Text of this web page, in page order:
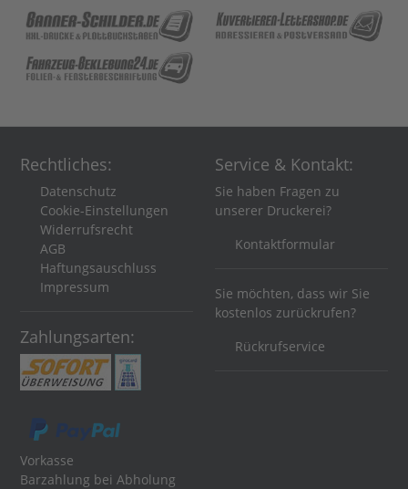
Rechtliches:
Datenschutz
Cookie-Einstellungen
Widerrufsrecht
AGB
Haftungsauschluss
Impressum
Zahlungsarten:
Vorkasse
Barzahlung bei Abholung
Service & Kontakt:
Sie haben Fragen zu
unserer Druckerei?
Kontaktformular
Sie möchten, dass wir Sie
kostenlos zurückrufen?
Rückrufservice